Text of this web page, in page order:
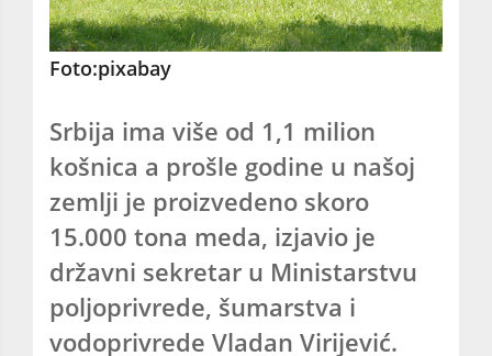
Foto:pixabay
Srbija ima više od 1,1 milion
košnica a prošle godine u našoj
zemlji je proizvedeno skoro
15.000 tona meda, izjavio je
državni sekretar u Ministarstvu
poljoprivrede, šumarstva i
vodoprivrede Vladan Virijević.